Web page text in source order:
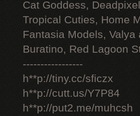
Cat Goddess,
Tropical Cuties, Home
Fantasia Models, Valya
Buratino, Red Lagoon
-----------------
h**p://tiny.cc/sficzx
h**p://cutt.us/Y7P84
h**p://put2.me/muhcsh